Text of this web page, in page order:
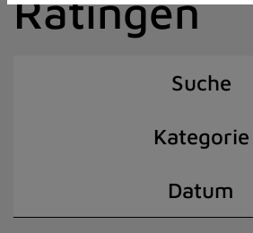
I)
Ratingen
Suche
Kategorie
Datum